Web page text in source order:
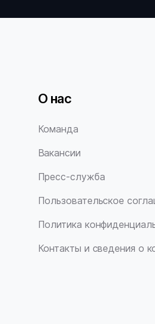
О нас
Команда
Вакансии
Пресс-служба
Пользовательское
Политика
Контакты и сведения о